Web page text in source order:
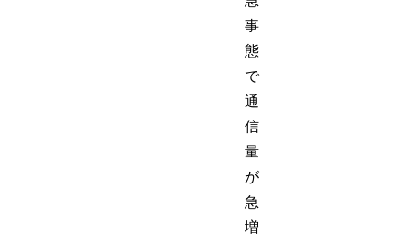
事
態
で
通
信
量
が
急
増